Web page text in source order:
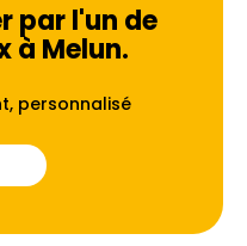
par l'un de
à Melun.
personnalisé